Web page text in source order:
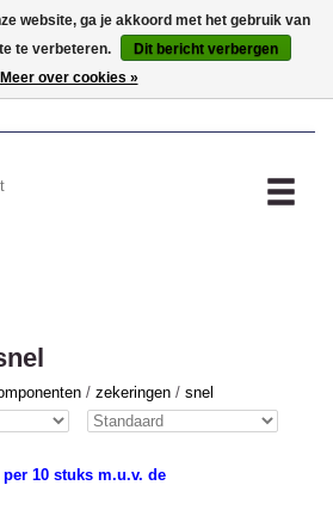
MIJN ACCOUNT
/ zekeringen / snel
10 stuks m.u.v. de
website, ga je akkoord met het gebruik van
te verbeteren.
Dit bericht verbergen
Meer over cookies »